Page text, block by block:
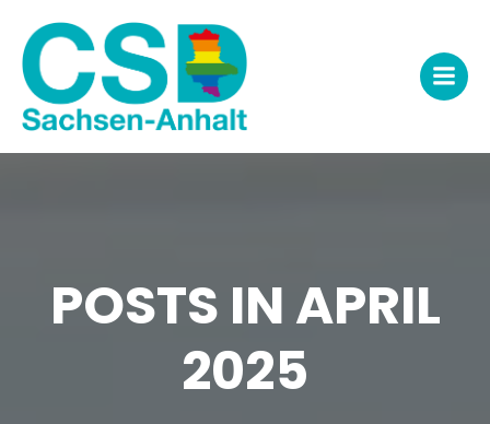
springen
POSTS IN APRIL
2025